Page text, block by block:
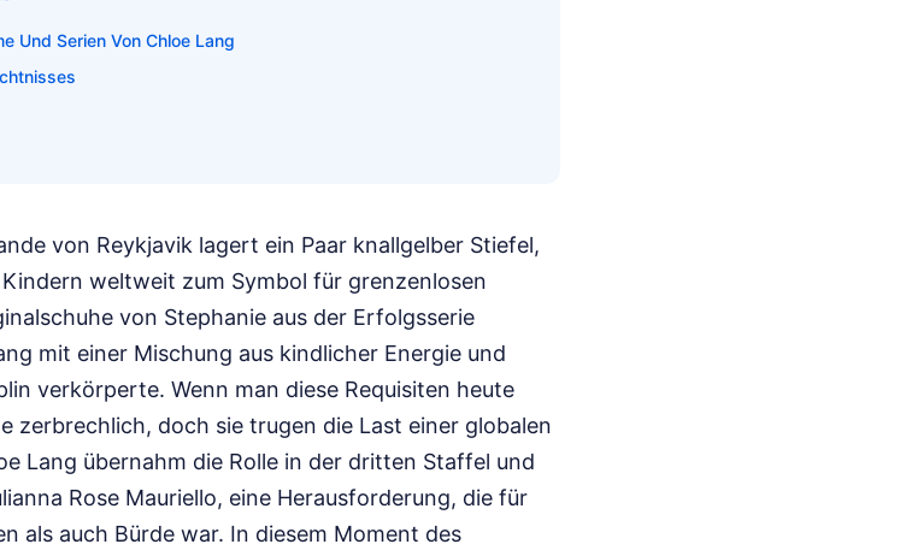
Und Serien Von Chloe Lang
von Reykjavik lagert ein Paar knallgelber Stiefel,
weltweit zum Symbol für grenzenlosen
von Stephanie aus der Erfolgsserie
mit einer Mischung aus kindlicher Energie und
verkörperte. Wenn man diese Requisiten heute
zerbrechlich, doch sie trugen die Last einer globalen
Lang übernahm die Rolle in der dritten Staffel und
Rose Mauriello, eine Herausforderung, die für
als auch Bürde war. In diesem Moment des